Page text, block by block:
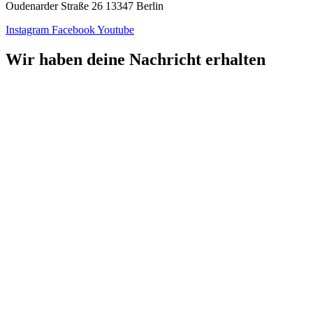
Oudenarder Straße 26 13347 Berlin
Instagram FacebookYoutube
Wir haben deine Nachricht erhalten